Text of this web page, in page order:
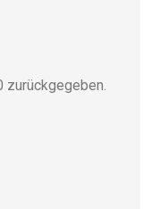
zurückgegeben.